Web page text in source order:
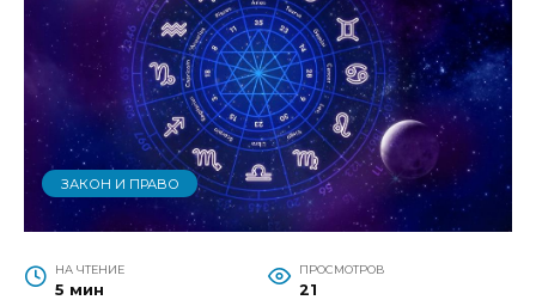
ЗАКОН И ПРАВО
НА ЧТЕНИЕ
5 мин
ПРОСМОТРОВ
21